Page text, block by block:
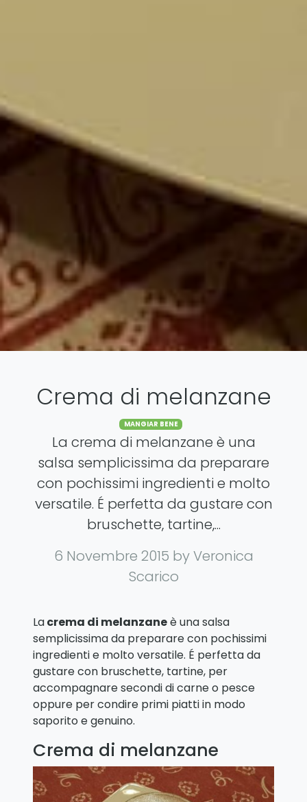
Crema di melanzane
Categories
MANGIAR BENE
La crema di melanzane è una
salsa semplicissima da preparare
con pochissimi ingredienti e molto
versatile. É perfetta da gustare con
bruschette, tartine,...
6 Novembre 2015 by Veronica
Scarico
Lacrema di melanzaneè una salsa
semplicissima da preparare con pochissimi
ingredienti e molto versatile. É perfetta da
gustare con bruschette, tartine, per
accompagnare secondi di carne o pesce
oppure per condire primi piatti in modo
saporito e genuino.
Crema di melanzane